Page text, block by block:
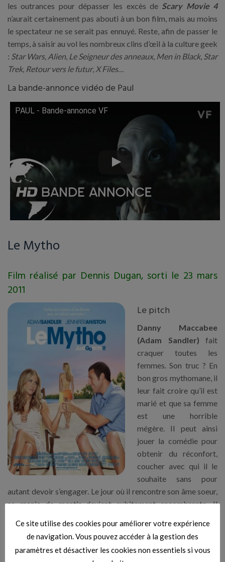
les outrances pour dépasser les excès de Scary Movie 4
n’aurait certainement pas abouti à un bon film, mais au moins
le spectateur ne se serait pas ennuyé. Reste, afin de passer le
temps, à saisir au vol les nombreux clins d’œil à la culture geek
: Star Wars, Alien Le Seigneur des anneaux, Men in Black, Star
Trek, Retour vers le futur, X Files…
La bande-annonce vidéo de Paul
PAUL - Bande-annonce VF
Le Mytho
Film réalisé par Dennis Dugan, sorti le 23 mars
2011
Le pitch
Danny Maccabee
(Adam Sandler) fait
craquer toutes les
femmes. Son truc ? En
bon gros mythomane, il
leur fait croire qu’il est
marié et que sa femme
est une horrible
mégère. Il peut ainsi
jouer la comédie pour
obtenir du réconfort,
coucher avec qui il le
souhaite sans pour
autant devoir s’engager. Le jour où il rencontre son âme soeur,
sa manie de mentir devient subitement encombrante. Il
Aniston) , du cabinet de chirurgie plastique, de se faire passer
pour son ex-femme. Mais plus il se fait passer pour ce qu’il
n’est pas, plus la belle lui pose de questions… Ce sont bientôt
Ce site utilise des cookies pour améliorer votre expérience
de navigation. Vous pouvez accéder à la gestion des
paramètres et désactiver les cookies non essentiels si vous